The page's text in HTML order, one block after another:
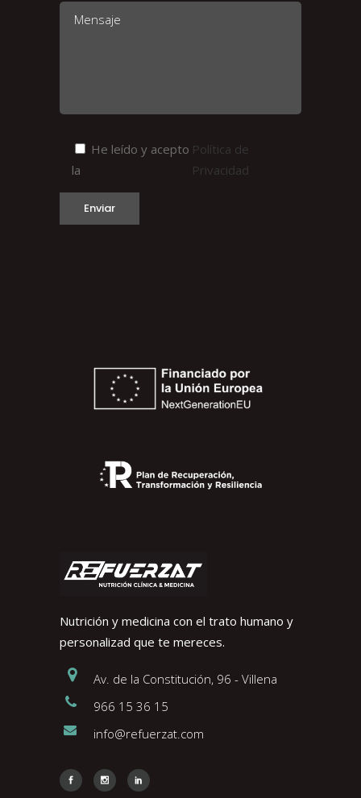
Nutrición y medicina con el trato humano y
personalizad que te mereces.
Av. de la Constitución, 96 - Villena
966 15 36 15
info@refuerzat.com
He leído y acepto
la
Política de
Privacidad